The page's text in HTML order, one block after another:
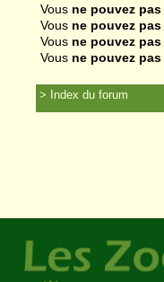
Vous ne pouvez pas
Vous ne pouvez pas
Vous ne pouvez pas
Vous ne pouvez pas
Index du forum